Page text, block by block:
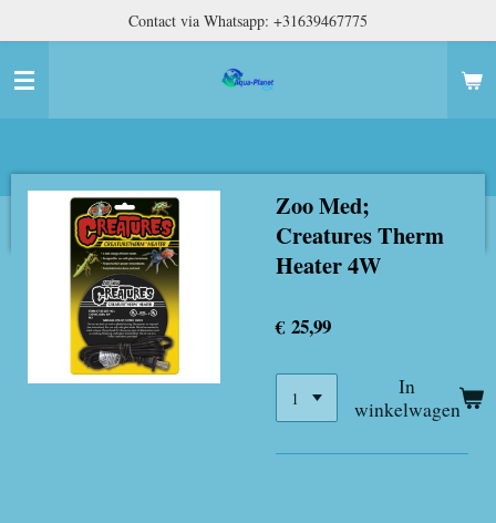
naar
hoofdinhoud
Contact via Whatsapp: +31639467775
Zoo Med;
Creatures Therm
Heater 4W
€ 25,99
In
winkelwagen